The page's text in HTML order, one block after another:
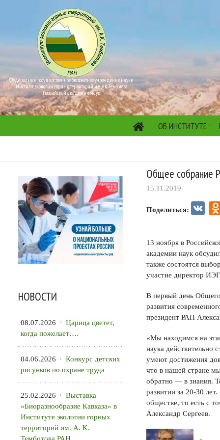
Федеральное государственное бюджетное учреждение науки
Институт экологии горных территорий им. А.К. Темботова
Российской академии наук
ОБ ИНСТИТУТЕ
Общее собрание
15.11.2019
Поделиться: VK
13 ноября в
академии наук
также состоятся
участие директор
В первый день
развития
президент РАН
«Мы находимся на
наука действительно
умеют достижения
что в нашей стране
обратно — в знания.
развитии за 20-30
обществе, то есть с
Александр Сергеев.
НОВОСТИ
08.07.2026
Царица цветет,
когда пожелает….
04.06.2026
Конкурс детских
рисунков по охране труда
25.02.2026
Выставка
«Биоразнообразие Кавказа» в
Институте экологии горных
территорий им. А. К.
Темботова РАН